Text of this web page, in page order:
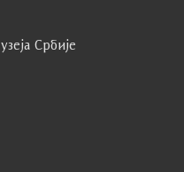
Србије